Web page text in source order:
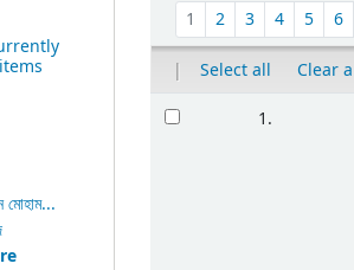
মোহাম...
1 2 3 4 5 6
| Select all
Clear
1.